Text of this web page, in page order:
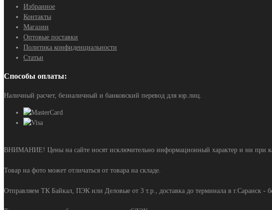
Избранное
Контакты
Магазин
Оптовые поставки
Политика конфиденциальности
Статьи
Способы оплаты:
Наличный расчет, безналичный и банковский перевод для юр.лиц.
ВНИМАНИЕ! Цены на сайте носят исключительно информационный характер и ни при
Товар на фото может отличаться от товара на складе.
Отправляем ТК Байкал, ПЭК или Деловые от 3 т.р., доставка до терминала в г.Саранск -